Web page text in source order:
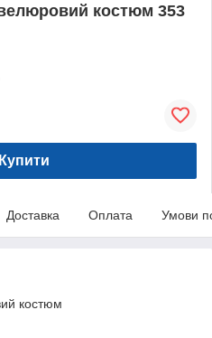
костюм 353
Купити
Доставка Оплата Умови
костюм